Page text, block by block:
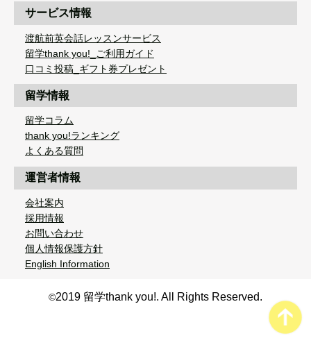
サービス情報
渡航前英会話レッスンサービス
留学thank you!_ご利用ガイド
口コミ投稿_ギフト券プレゼント
留学情報
留学コラム
thank you!ランキング
よくある質問
運営者情報
会社案内
採用情報
お問い合わせ
個人情報保護方針
English Information
©2019 留学thank you!. All Rights Reserved.